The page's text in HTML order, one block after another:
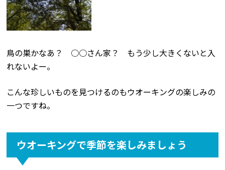
鳥の巣かなあ？ ○○さん家？ もう少し大きくないと入
れないよー。
こんな珍しいものを見つけるのもウオーキングの楽しみの
一つですね。
ウオーキングで季節を楽しみましょう